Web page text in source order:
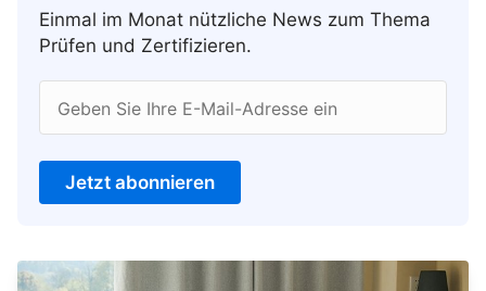
Einmal im Monat nützliche News zum Thema
Prüfen und Zertifizieren.
Geben Sie Ihre E-Mail-Adresse ein
Jetzt abonnieren